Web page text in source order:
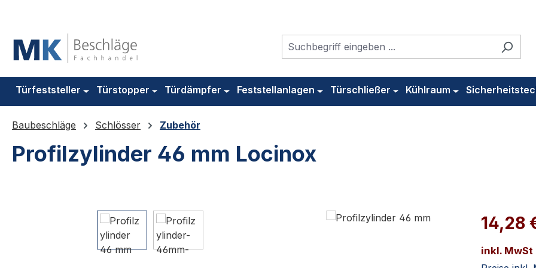
Türfeststeller Türstopper Türdämpfer Feststellanlagen Türschließer Kühlraum
Baubeschläge Schlösser Zubehör
Profilzylinder 46 mm Locinox
Bildergalerie überspringen 14,28
inkl. MwSt